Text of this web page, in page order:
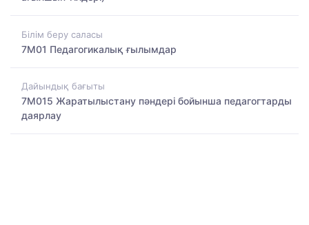
Білім беру саласы
7M01 Педагогикалық ғылымдар
Дайындық бағыты
7M015 Жаратылыстану пәндері бойынша педагогтарды
даярлау